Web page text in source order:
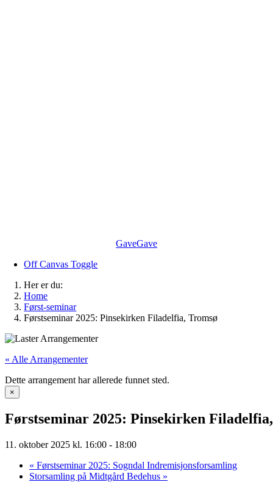
GaveGave
Off Canvas Toggle
Her er du:
Home
Først-seminar
Førstseminar 2025: Pinsekirken Filadelfia, Tromsø
« Alle Arrangementer
Dette arrangement har allerede funnet sted.
×
Førstseminar 2025: Pinsekirken
11. oktober 2025 kl. 16:00 - 18:00
« Førstseminar 2025: Sogndal Indremisjonsforsamling
Storsamling på Midtgård Bedehus »